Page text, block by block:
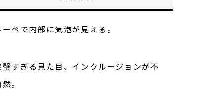
ーペで内部に気泡が見える。
璧すぎる見た目、インクルージョンが不
。